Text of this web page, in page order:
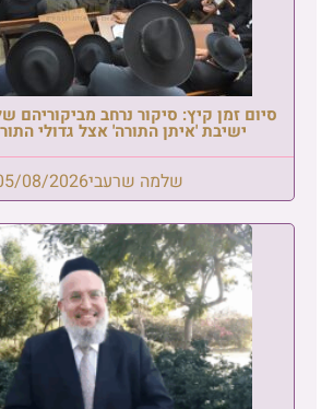
סיום זמן קיץ: סיקור נרחב מביקוריהם
ישיבת 'איתן התורה' אצל גדולי
שלמה שרעבי08/2026